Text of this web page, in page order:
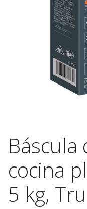
Báscula
cocina
5 kg,